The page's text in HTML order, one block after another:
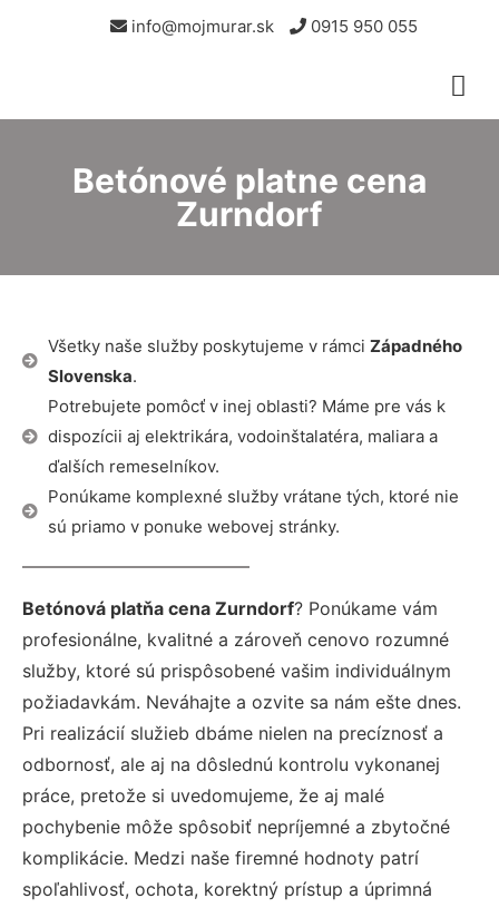
info@mojmurar.sk 0915 950 055
Betónové platne cena
Zurndorf
Všetky naše služby poskytujeme v rámci Západného
Slovenska.
Potrebujete pomôcť v inej oblasti? Máme pre vás k
dispozícii aj elektrikára, vodoinštalatéra, maliara a
ďalších remeselníkov.
Ponúkame komplexné služby vrátane tých, ktoré nie
sú priamo v ponuke webovej stránky.
Betónová platňa cena Zurndorf? Ponúkame vám
profesionálne, kvalitné a zároveň cenovo rozumné
služby, ktoré sú prispôsobené vašim individuálnym
požiadavkám. Neváhajte a ozvite sa nám ešte dnes.
Pri realizácií služieb dbáme nielen na precíznosť a
odbornosť, ale aj na dôslednú kontrolu vykonanej
práce, pretože si uvedomujeme, že aj malé
pochybenie môže spôsobiť nepríjemné a zbytočné
komplikácie. Medzi naše firemné hodnoty patrí
spoľahlivosť, ochota, korektný prístup a úprimná